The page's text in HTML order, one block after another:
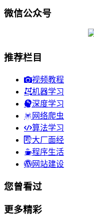
微信公众号
推荐栏目
视频教程
机器学习
深度学习
网络爬虫
算法学习
大厂面经
程序生活
网站建设
您曾看过
更多精彩